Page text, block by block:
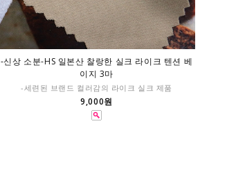
-신상 소분-HS 일본산 찰랑한 실크 라이크 텐션 베
이지 3마
-세련된 브랜드 컬러감의 라이크 실크 제품
9,000원